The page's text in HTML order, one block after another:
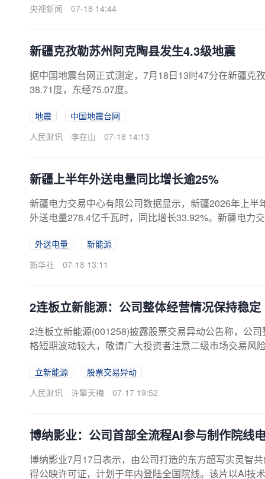
央视新闻
07-18 14:44
新疆克孜勒苏州阿克陶县发生4.3级地震
据中国地震台网正式测定，7月18日13时47分在新疆克
38.71度，东经75.07度。
地震
中国地震台网
人民财讯
李在山 07-18 14:13
新疆上半年外送电量同比增长逾25%
新疆电力交易中心有限公司数据显示，新疆2026年上
外送电量278.4亿千瓦时，同比增长33.92%。新疆电力
外送电量
新能源
新华社
07-18 13:11
2连板立新能源：公司整体经营情况保持稳
2连板立新能源(001258)披露股票交易异动公告称，公
格短期波动较大，敬请广大投资者注意二级市场交易风
立新能源
股票交易异动
人民财讯
许擎天梅 07-17 19:52
博纳影业：公司首部全流程AI参与制作院线
博纳影业7月17日表示，由公司打造的东方超写实灵智
得公映许可证，计划于年内登陆全国院线。该片以AI技